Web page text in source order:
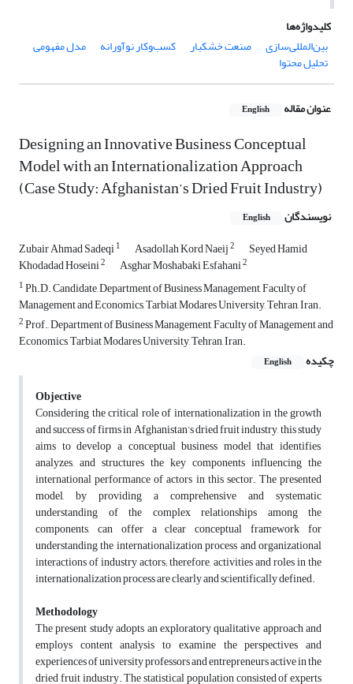
کلیدواژه‌ها
بین‌المللی‌سازی
صنعت خشکبار کسب‌وکار نوآورانه مدل مفهومی
تحلیل محتوا
عنوان مقاله English
Designing an Innovative Business Conceptual
Model with an Internationalization Approach
(Case Study: Afghanistan’s Dried Fruit Industry)
نویسندگان English
Zubair Ahmad Sadeqi1 Asadollah Kord Naeij2 Seyed Hamid
Khodadad Hoseini2 Asghar Moshabaki Esfahani2
1Ph.D. Candidate, Department of Business Management, Faculty of
Management and Economics, Tarbiat Modares University, Tehran, Iran.
2Prof., Department of Business Management, Faculty of Management and
Economics, Tarbiat Modares University, Tehran, Iran.
چکیده
English
Objective
Considering the critical role of internationalization in the growth
and success of firms in Afghanistan’s dried fruit industry, this study
aims to develop a conceptual business model that identifies,
analyzes, and structures the key components influencing the
international performance of actors in this sector. The presented
model, by providing a comprehensive and systematic
understanding of the complex relationships among the
components, can offer a clear conceptual framework for
understanding the internationalization process and organizational
interactions of industry actors; therefore, activities and roles in the
internationalization process are clearly and scientifically defined.
Methodology
The present study adopts an exploratory qualitative approach and
employs content analysis to examine the perspectives and
experiences of university professors and entrepreneurs active in the
dried fruit industry.The statistical population consisted of experts